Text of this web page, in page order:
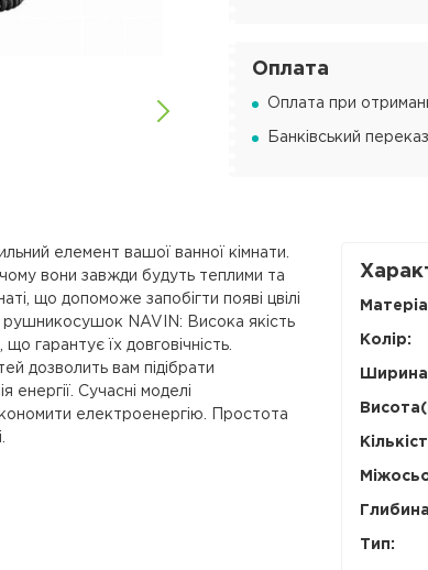
Оплата
Оплата при
Банківський
елемент вашої ванної кімнати.
вони завжди будуть теплими та
що допоможе запобігти появі цвілі
NAVIN: Висока якість
гарантує їх довговічність.
дозволить вам підібрати
енергії. Сучасні моделі
електроенергію. Простота
Колір:
Тип: